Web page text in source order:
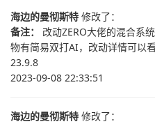
海边的曼彻斯特 修改了：
备注： 改动ZERO大佬的混合系
物有简易双打AI，改动详情可以
23.9.8
2023-09-08 22:33:51
海边的曼彻斯特 修改了：